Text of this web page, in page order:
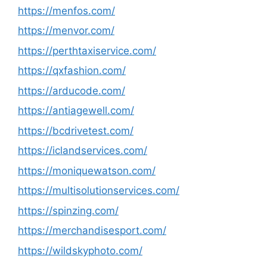
https://menfos.com/
https://menvor.com/
https://perthtaxiservice.com/
https://qxfashion.com/
https://arducode.com/
https://antiagewell.com/
https://bcdrivetest.com/
https://iclandservices.com/
https://moniquewatson.com/
https://multisolutionservices.com/
https://spinzing.com/
https://merchandisesport.com/
https://wildskyphoto.com/